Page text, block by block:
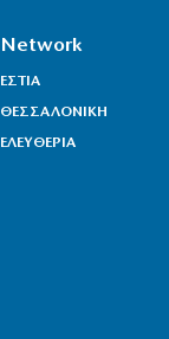
Network
ΕΣΤΙΑ
ΘΕΣΣΑΛΟΝΙΚΗ
ΕΛΕΥΘΕΡΙΑ